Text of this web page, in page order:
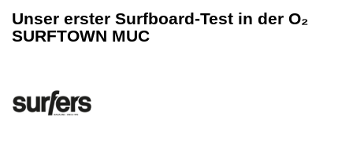
Unser erster Surfboard-Test in der O₂
SURFTOWN MUC